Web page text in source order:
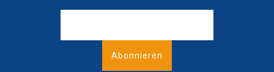
Abonnieren